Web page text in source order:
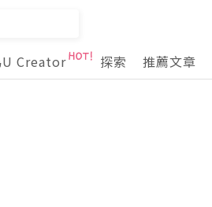
U Creator 探索 推薦文章